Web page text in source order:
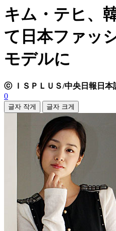
キム・テヒ、
て日本ファッ
モデルに
ⓒ ＩＳＰＬＵＳ/中央日報日本
0
글자 작게 글자 크게